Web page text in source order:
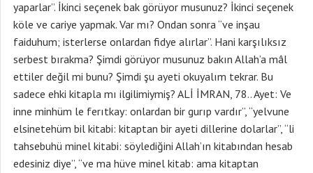
yaparlar”. İkinci seçenek bak görüyor musunuz? İkinci seçenek
köle ve cariye yapmak. Var mı? Ondan sonra “ve inşau
faiduhum; isterlerse onlardan fidye alırlar”. Hani karşılıksız
serbest bırakma? Şimdi görüyor musunuz bakın Allah’a mâl
ettiler değil mi bunu? Şimdi şu ayeti okuyalım tekrar. Bu
sadece ehki kitapla mı ilgilimiymiş? ALİ İMRAN, 78.. Ayet: Ve
inne minhüm le ferıtkay: onlardan bir gurıp vardır”, “yelvune
elsinetehüm bil kitabi: kitaptan bir ayeti dillerine dolarlar”, “li
tahsebuhü minel kitabi: söylediğini Allah’ın kitabından hesab
edesiniz diye”, “ve ma hüve minel kitab: ama kitaptan